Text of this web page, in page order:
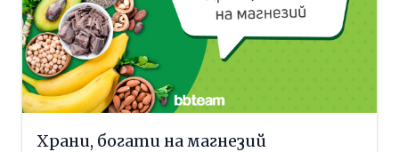
Храни, богати на магнезий